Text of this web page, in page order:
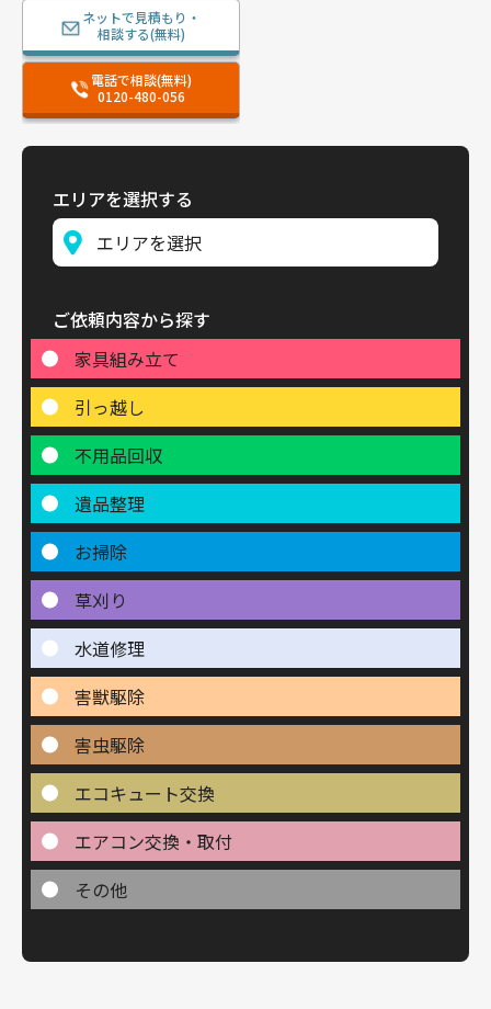
ネットで見積もり・
相談する(無料)
電話で相談(無料)
0120-480-056
エリアを選択する
ご依頼内容から探す
家具組み立て
引っ越し
不用品回収
遺品整理
お掃除
草刈り
水道修理
害獣駆除
害虫駆除
エコキュート交換
エアコン交換・取付
その他